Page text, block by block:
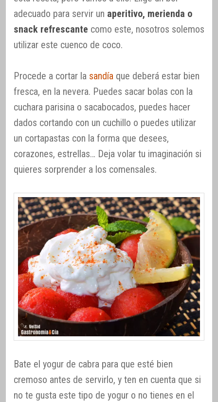
adecuado para servir un aperitivo, merienda o
snack refrescante como este, nosotros solemos
utilizar este cuenco de coco.
Procede a cortar la sandía que deberá estar bien
fresca, en la nevera. Puedes sacar bolas con la
cuchara parisina o sacabocados, puedes hacer
dados cortando con un cuchillo o puedes utilizar
un cortapastas con la forma que desees,
corazones, estrellas… Deja volar tu imaginación si
quieres sorprender a los comensales.
Bate el yogur de cabra para que esté bien
cremoso antes de servirlo, y ten en cuenta que si
no te gusta este tipo de yogur o no tienes en el